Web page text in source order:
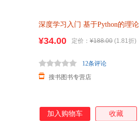
6.相比“花书”，本书更合适入
习的一本好教材；即便是在工
深度学习入门 基于Python的理
¥34.00 定价： ¥188.00 (1.81折)
搜书图书专营店
12条评论
加入购物车 收藏